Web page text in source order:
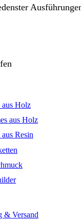
aus Holz
aus Holz
Resin
& Versand